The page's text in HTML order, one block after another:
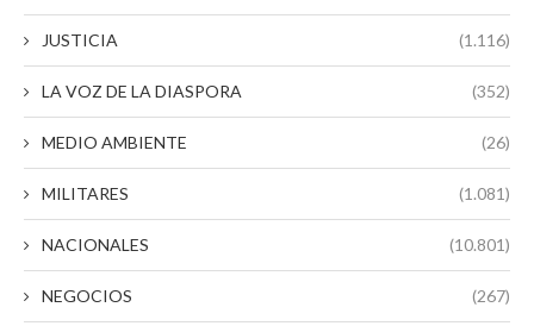
JUSTICIA (1.116)
LA VOZ DE LA DIASPORA (352)
MEDIO AMBIENTE (26)
MILITARES (1.081)
NACIONALES (10.801)
NEGOCIOS (267)